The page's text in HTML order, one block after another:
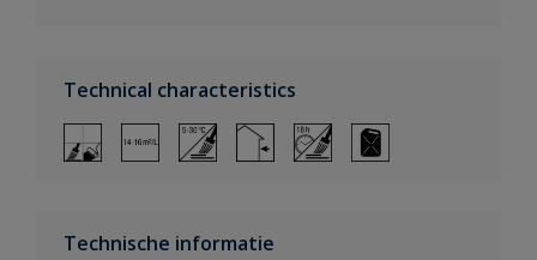
Technical characteristics
Technische informatie